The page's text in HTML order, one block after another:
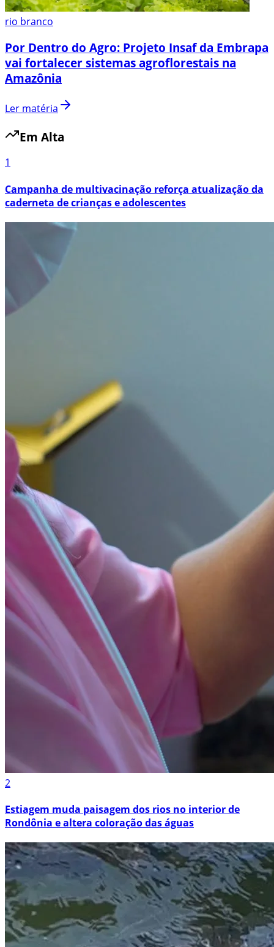
rio branco
Por Dentro do Agro: Projeto Insaf da Embrapa
vai fortalecer sistemas agroflorestais na
Amazônia
Ler matéria
Em Alta
1
Campanha de multivacinação reforça atualização da
caderneta de crianças e adolescentes
2
Estiagem muda paisagem dos rios no interior de
Rondônia e altera coloração das águas